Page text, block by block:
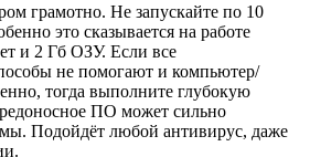
грамотно. Не запускайте по 10
это сказывается на работе
и 2 Гб ОЗУ. Если все
не помогают и компьютер/
тогда выполните глубокую
ПО может сильно
Подойдёт любой антивирус, даже